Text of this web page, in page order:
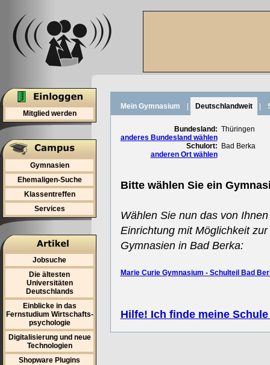
Mitglied werden
Gymnasien
Ehemaligen-Suche
Klassentreffen
Services
Jobsuche
Die ältesten
Universitäten
Deutschlands
Einblicke in das
Fernstudium Wirtschafts-
psychologie
Digitalisierung und neue
Technologien
Shopware Plugins
Mein Gymnasium Deutschlandweit
Bundesland:
anderes Bundesland wählen
Thüringen
Schulort:
anderen Ort wählen
Bad Berka
Bitte wählen Sie ein
Wählen Sie nun das von
Einrichtung mit Möglichkeit
Gymnasien in Bad Berka:
Marie Curie Gymnasium - Schulteil Bad
Hilfe! Ich finde meine